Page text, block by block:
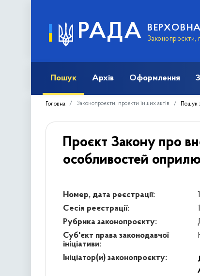
РАДА Законопроєкти,
Пошук Архів Оформлення
Головна Законопроєкти, проєкти інших актів Пошук
Проєкт Закону про
особливостей
Номер, дата реєстрації:
Сесія реєстрації:
Рубрика законопроєкту:
Суб'єкт права законодавчої
ініціативи:
Ініціатор(и) законопроєкту: